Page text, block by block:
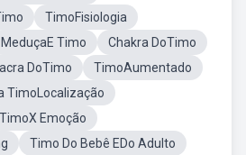
TimoFisiologia
MeduçaE Timo
Chakra DoTimo
DoTimo
TimoAumentado
TimoLocalização
TimoX Emoção
Timo Do Bebê EDo Adulto